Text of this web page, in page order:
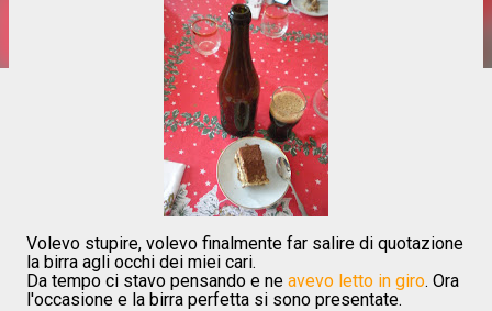
Volevo stupire, volevo finalmente far salire di quotazione
la birra agli occhi dei miei cari.
Da tempo ci stavo pensando e ne avevo letto in giro. Ora
l'occasione e la birra perfetta si sono presentate.